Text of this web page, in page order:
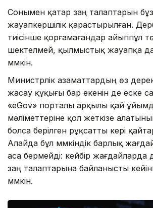
Сонымен қатар заң талаптарын
жауапкершілік қарастырылған.
тиісінше қорғамағандар айыппұл
шектелмей, қылмыстық жауапқа
мүмкін.
Министрлік азаматтардың өз
жасау құқығы бар екенін де еске
«eGov» порталы арқылы қай
мәліметтеріне қол жеткізе
болса берілген рұқсатты кері
Алайда бұл мүмкіндік барлық
аса бермейді: кейбір жағдайларда
заң талаптарына байланысты
мүмкін.